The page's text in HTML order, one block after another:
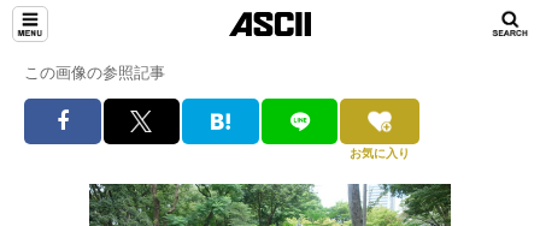
この画像の参照記事
お気に入り